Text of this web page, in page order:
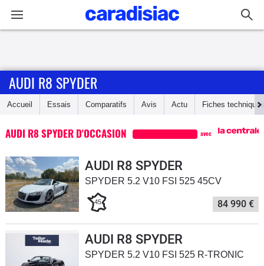
Accueil
Guide
d'achat
Utilitaires
AUDI R8 SPYDER
Accueil Essais Comparatifs Avis Actu Fiches techniques
AUDI R8 SPYDER D'OCCASION avec
AUDI R8 SPYDER
SPYDER 5.2 V10 FSI 525 45CV
45 84 990 €
AUDI R8 SPYDER
SPYDER 5.2 V10 FSI 525 R-TRONIC